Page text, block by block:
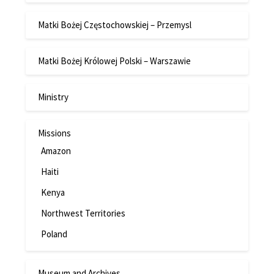
Matki Bożej Częstochowskiej – Przemysl
Matki Bożej Królowej Polski – Warszawie
Ministry
Missions
Amazon
Haiti
Kenya
Northwest Territories
Poland